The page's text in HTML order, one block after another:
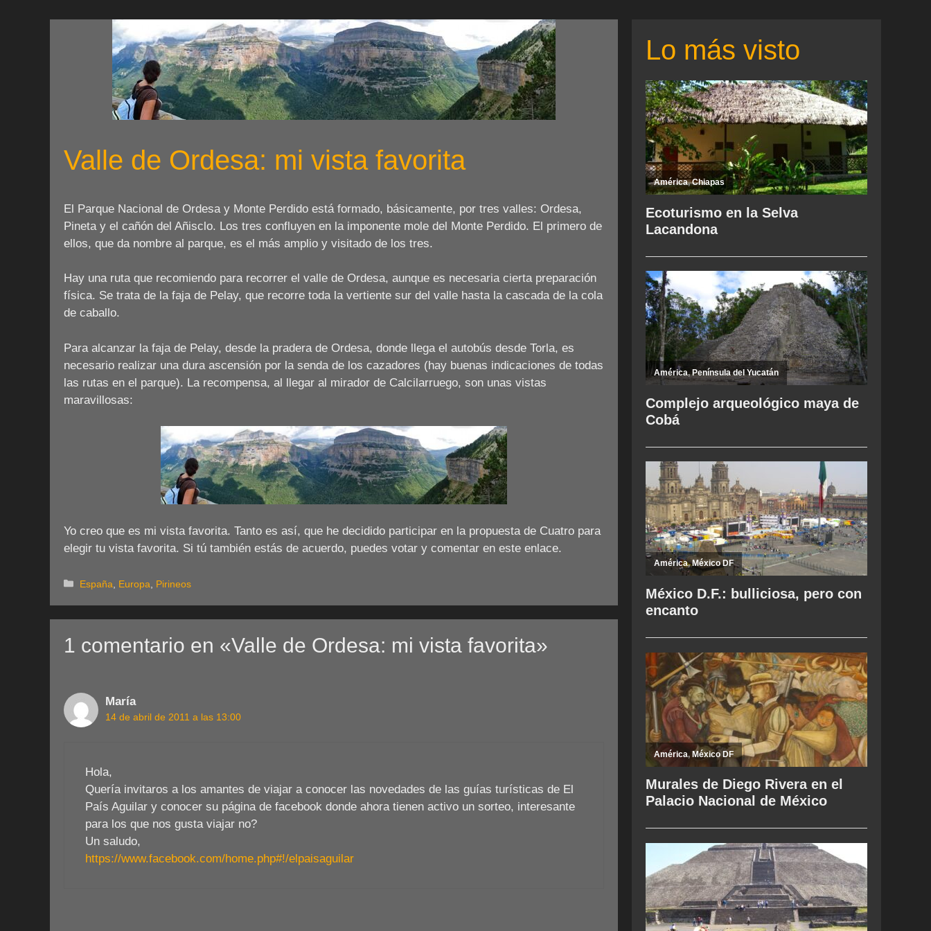
Valle de Ordesa: mi vista favorita
El Parque Nacional de Ordesa y Monte Perdido está formado, básicamente, por tres valles: Ordesa,
Pineta y el cañón del Añisclo. Los tres confluyen en la imponente mole del Monte Perdido. El primero de
ellos, que da nombre al parque, es el más amplio y visitado de los tres.
Hay una ruta que recomiendo para recorrer el valle de Ordesa, aunque es necesaria cierta preparación
física. Se trata de la faja de Pelay, que recorre toda la vertiente sur del valle hasta la cascada de la cola
de caballo.
Para alcanzar la faja de Pelay, desde la pradera de Ordesa, donde llega el autobús desde Torla, es
necesario realizar una dura ascensión por la senda de los cazadores (hay buenas indicaciones de todas
las rutas en el parque). La recompensa, al llegar al mirador de Calcilarruego, son unas vistas
maravillosas:
Yo creo que es mi vista favorita. Tanto es así, que he decidido participar en la propuesta de Cuatro para
elegir tu vista favorita. Si tú también estás de acuerdo, puedes votar y comentar en este enlace.
Categorías
España Europa Pirineos
1 comentario en «Valle de Ordesa: mi vista favorita»
María
14 de abril de 2011 a las 13:00
Hola,
Quería invitaros a los amantes de viajar a conocer las novedades de las guías turísticas de El
País Aguilar y conocer su página de facebook donde ahora tienen activo un sorteo, interesante
para los que nos gusta viajar no?
Un saludo,
https://www.facebook.com/home.php#!/elpaisaguilar
Lo más visto